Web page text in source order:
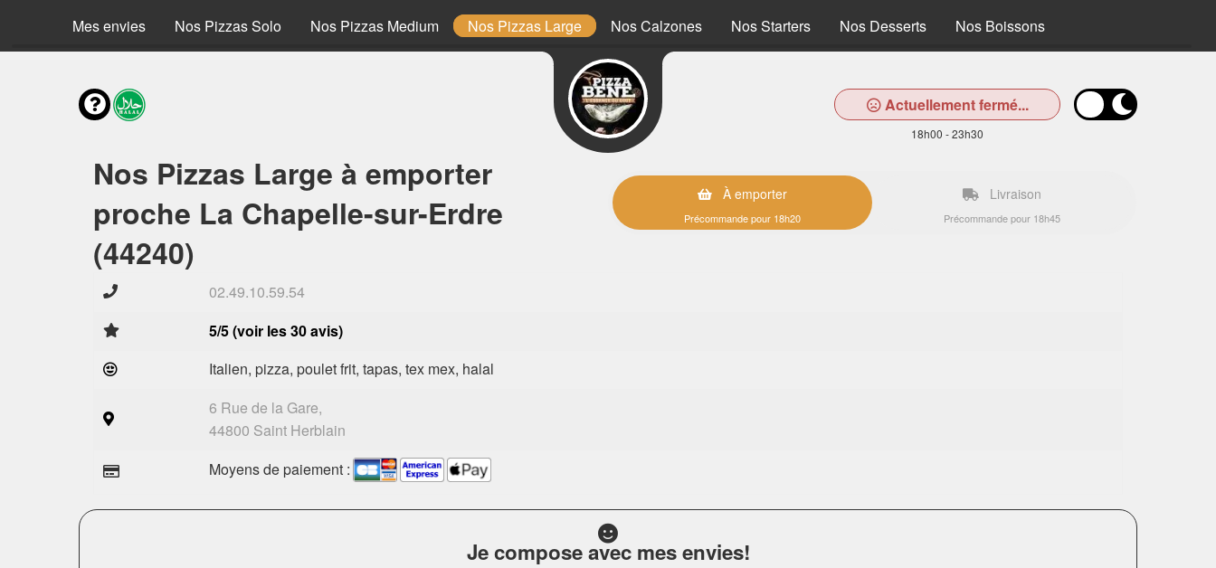
Mes envies Nos Pizzas Solo Nos Pizzas Medium Nos Pizzas Large Nos Calzones Nos Starters Nos Desserts Nos Boissons
Actuellement fermé...
18h00 - 23h30
Nos Pizzas Large à emporter
proche La Chapelle-sur-Erdre
(44240)
À emporter
Précommande pour 18h20
Livraison
Précommande pour 18h45
02.49.10.59.54
5/5 (voir les 30 avis)
Italien, pizza, poulet frit, tapas, tex mex, halal
6 Rue de la Gare,
44800 Saint Herblain
Moyens de paiement :
Je compose avec mes envies!